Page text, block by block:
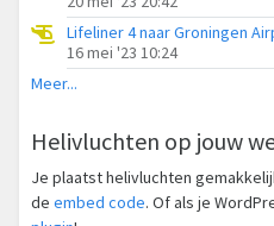
Lifeliner 4 naar Groningen
16 mei '23 10:24
Meer...
Helivluchten op jouw
Je plaatst helivluchten
de embed code. Of als je